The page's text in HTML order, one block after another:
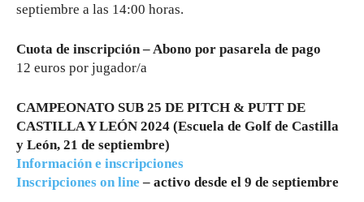
septiembre a las 14:00 horas.
Cuota de inscripción – Abono por pasarela de pago
12 euros por jugador/a
CAMPEONATO SUB 25 DE PITCH & PUTT DE
CASTILLA Y LEÓN 2024 (Escuela de Golf de Castilla
y León, 21 de septiembre)
Información e inscripciones
Inscripciones on line – activo desde el 9 de septiembre